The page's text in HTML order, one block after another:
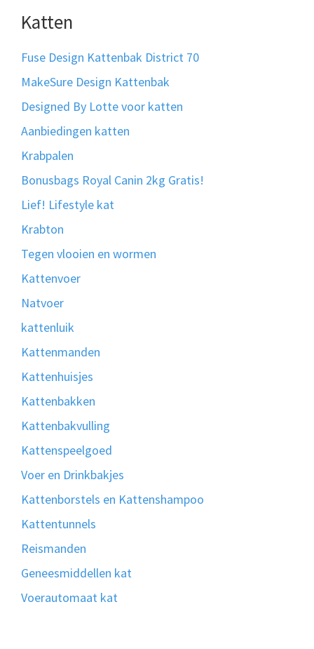
Katten
Fuse Design Kattenbak District 70
MakeSure Design Kattenbak
Designed By Lotte voor katten
Aanbiedingen katten
Krabpalen
Bonusbags Royal Canin 2kg Gratis!
Lief! Lifestyle kat
Krabton
Tegen vlooien en wormen
Kattenvoer
Natvoer
kattenluik
Kattenmanden
Kattenhuisjes
Kattenbakken
Kattenbakvulling
Kattenspeelgoed
Voer en Drinkbakjes
Kattenborstels en Kattenshampoo
Kattentunnels
Reismanden
Geneesmiddellen kat
Voerautomaat kat